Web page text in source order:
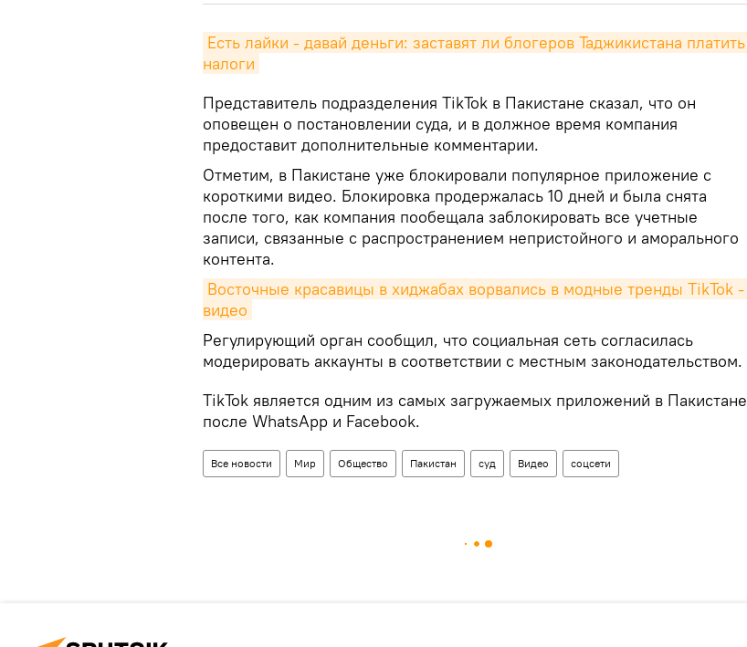
Есть лайки - давай деньги: заставят ли блогеров Таджикистана платить
налоги
Представитель подразделения TikTok в Пакистане сказал, что он
оповещен о постановлении суда, и в должное время компания
предоставит дополнительные комментарии.
Отметим, в Пакистане уже блокировали популярное приложение с
короткими видео. Блокировка продержалась 10 дней и была снята
после того, как компания пообещала заблокировать все учетные
записи, связанные с распространением непристойного и аморального
контента.
Восточные красавицы в хиджабах ворвались в модные тренды TikTok -
видео
Регулирующий орган сообщил, что социальная сеть согласилась
модерировать аккаунты в соответствии с местным законодательством.
TikTok является одним из самых загружаемых приложений в Пакистане
после WhatsApp и Facebook.
Все новости Мир Общество Пакистан суд Видео соцсети